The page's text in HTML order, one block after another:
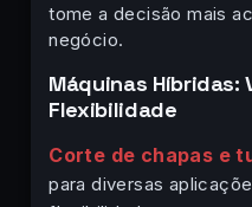
tome a decisão mais
negócio.
Máquinas Híbridas:
Flexibilidade
Corte de chapas e
para diversas